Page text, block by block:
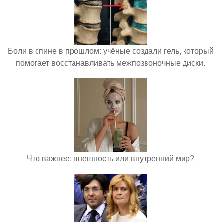
Боли в спине в прошлом: учёные создали гель, который
помогает восстанавливать межпозвоночные диски.
Что важнее: внешность или внутренний мир?